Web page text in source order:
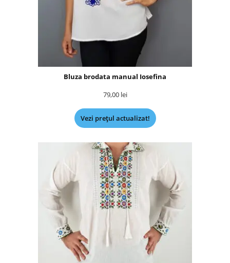
Bluza brodata manual Iosefina
79,00 lei
Vezi prețul actualizat!